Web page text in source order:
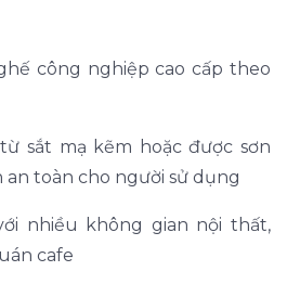
công nghiệp cao cấp theo
sắt mạ kẽm hoặc được sơn
toàn cho người sử dụng
nhiều không gian nội thất,
cafe